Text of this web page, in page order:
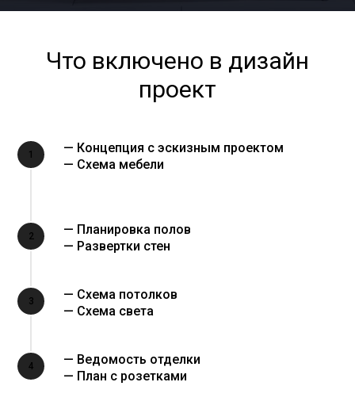
Что включено в дизайн
проект
1
— Концепция с эскизным проектом
— Схема мебели
2
— Планировка полов
— Развертки стен
3
— Схема потолков
— Схема света
4
— Ведомость отделки
— План с розетками